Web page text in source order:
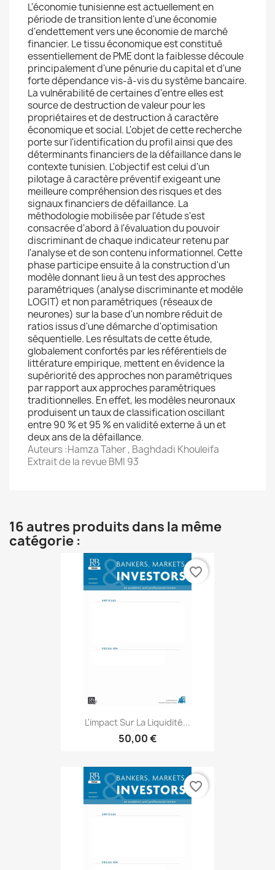
L'économie tunisienne est actuellement en
période de transition lente d'une économie
d'endettement vers une économie de marché
financier. Le tissu économique est constitué
essentiellement de PME dont la faiblesse découle
principalement d'une pénurie du capital et d'une
forte dépendance vis-à-vis du système bancaire.
La vulnérabilité de certaines d'entre elles est
source de destruction de valeur pour les
propriétaires et de destruction à caractère
économique et social. L'objet de cette recherche
porte sur l'identification du profil ainsi que des
déterminants financiers de la défaillance dans le
contexte tunisien. L'objectif est celui d'un
pilotage à caractère préventif exigeant une
meilleure compréhension des risques et des
signaux financiers de défaillance. La
méthodologie mobilisée par l'étude s'est
consacrée d'abord à l'évaluation du pouvoir
discriminant de chaque indicateur retenu par
l'analyse et de son contenu informationnel. Cette
phase participe ensuite à la construction d'un
modèle donnant lieu à un test des approches
paramétriques (analyse discriminante et modèle
LOGIT) et non paramétriques (réseaux de
neurones) sur la base d'un nombre réduit de
ratios issus d'une démarche d'optimisation
séquentielle. Les résultats de cette étude,
globalement confortés par les référentiels de
littérature empirique, mettent en évidence la
supériorité des approches non paramétriques
par rapport aux approches paramétriques
traditionnelles. En effet, les modèles neuronaux
produisent un taux de classification oscillant
entre 90 % et 95 % en validité externe à un et
deux ans de la défaillance.
Auteurs :Hamza Taher , Baghdadi Khouleifa
Extrait de la revue BMI 93
16 autres produits dans la même
catégorie :
L'impact Sur La Liquidité...
50,00 €
favorite_border
favorite_border